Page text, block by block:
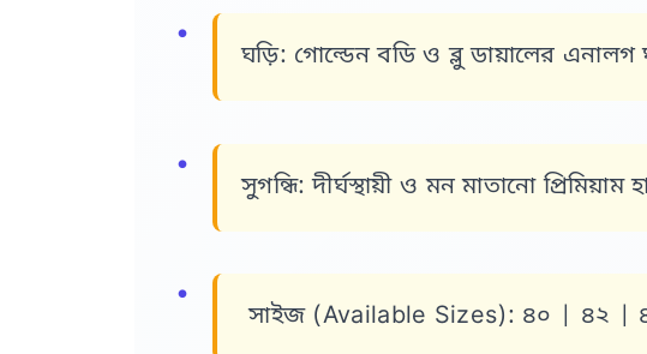
ঘড়ি: গোল্ডেন বডি ও ব্লু ডায়ালের এনালগ
সুগন্ধি: দীর্ঘস্থায়ী ও মন মাতানো
সাইজ (Available Sizes): ৪০ | ৪২ |